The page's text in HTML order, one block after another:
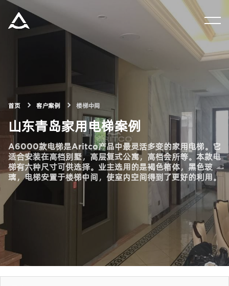
集团资讯
解决方案
关于瑞特科
合作伙伴
首页 客户案例 楼梯中间
山东青岛家用电梯案例
A6000款电梯是Aritco产品中最灵活多变的家用电梯。它
适合安装在高档别墅，高层复式公寓，高档会所等。本款电
梯有六种尺寸可供选择。业主选用的是褐色箱体，黑色玻
璃，电梯安置于楼梯中间，使室内空间得到了更好的利用。